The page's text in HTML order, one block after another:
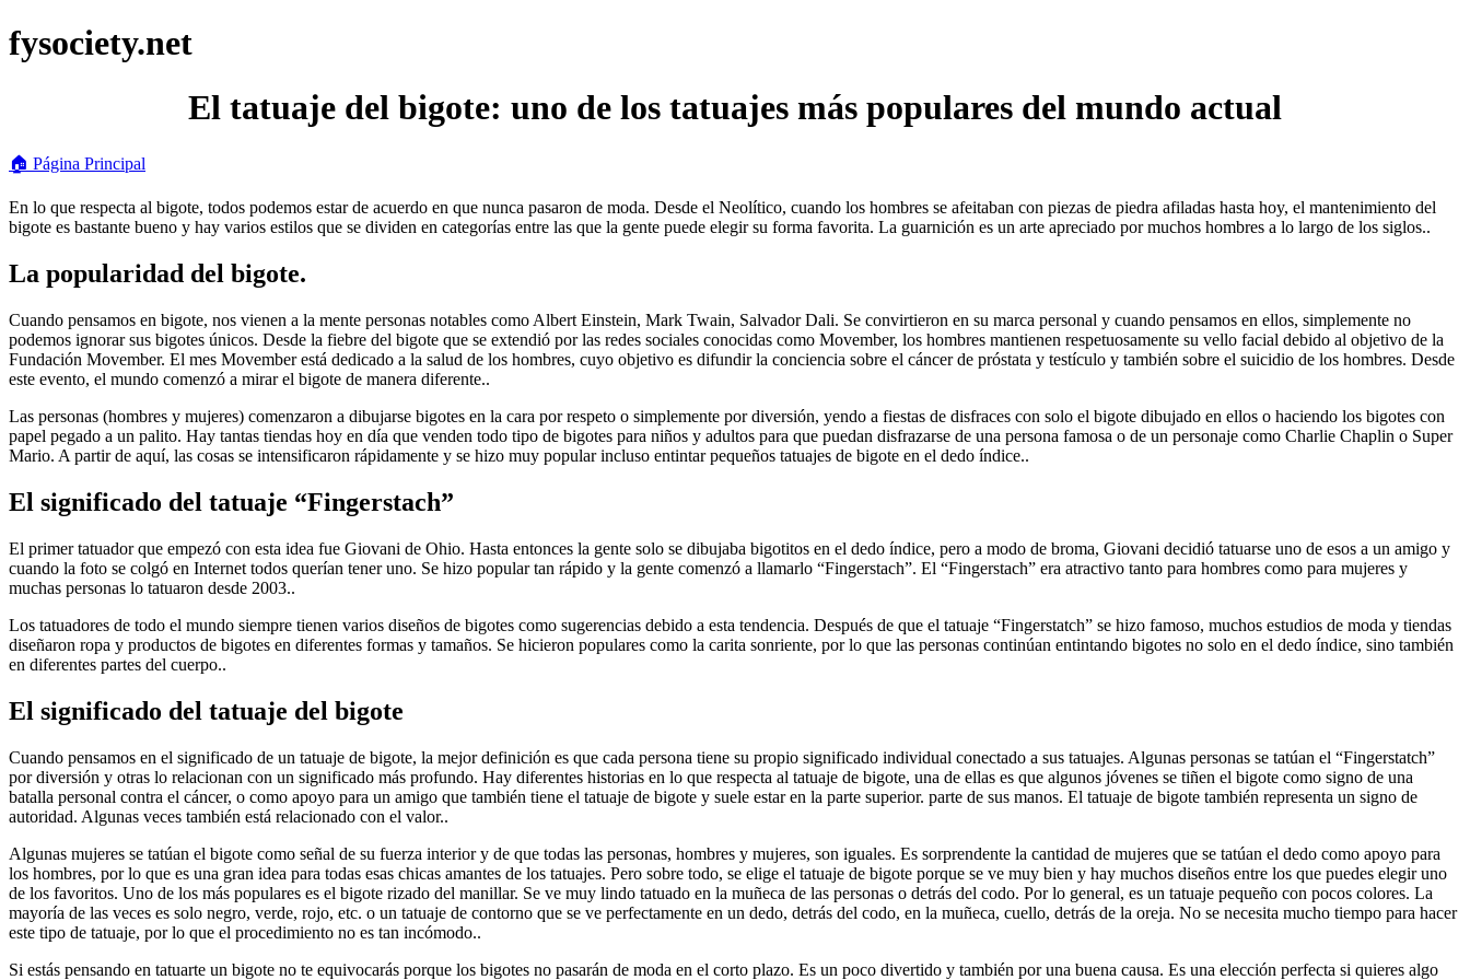
fysociety.net
El tatuaje del bigote: uno de los tatuajes más populares del mundo actual
🏠 Página Principal
En lo que respecta al bigote, todos podemos estar de acuerdo en que nunca pasaron de moda. Desde el Neolítico, cuando los hombres se afeitaban con piezas de piedra afiladas hasta hoy, el mantenimiento del
bigote es bastante bueno y hay varios estilos que se dividen en categorías entre las que la gente puede elegir su forma favorita. La guarnición es un arte apreciado por muchos hombres a lo largo de los siglos..
La popularidad del bigote.
Cuando pensamos en bigote, nos vienen a la mente personas notables como Albert Einstein, Mark Twain, Salvador Dali. Se convirtieron en su marca personal y cuando pensamos en ellos, simplemente no
podemos ignorar sus bigotes únicos. Desde la fiebre del bigote que se extendió por las redes sociales conocidas como Movember, los hombres mantienen respetuosamente su vello facial debido al objetivo de la
Fundación Movember. El mes Movember está dedicado a la salud de los hombres, cuyo objetivo es difundir la conciencia sobre el cáncer de próstata y testículo y también sobre el suicidio de los hombres. Desde
este evento, el mundo comenzó a mirar el bigote de manera diferente..
Las personas (hombres y mujeres) comenzaron a dibujarse bigotes en la cara por respeto o simplemente por diversión, yendo a fiestas de disfraces con solo el bigote dibujado en ellos o haciendo los bigotes con
papel pegado a un palito. Hay tantas tiendas hoy en día que venden todo tipo de bigotes para niños y adultos para que puedan disfrazarse de una persona famosa o de un personaje como Charlie Chaplin o Super
Mario. A partir de aquí, las cosas se intensificaron rápidamente y se hizo muy popular incluso entintar pequeños tatuajes de bigote en el dedo índice..
El significado del tatuaje “Fingerstach”
El primer tatuador que empezó con esta idea fue Giovani de Ohio. Hasta entonces la gente solo se dibujaba bigotitos en el dedo índice, pero a modo de broma, Giovani decidió tatuarse uno de esos a un amigo y
cuando la foto se colgó en Internet todos querían tener uno. Se hizo popular tan rápido y la gente comenzó a llamarlo “Fingerstach”. El “Fingerstach” era atractivo tanto para hombres como para mujeres y
muchas personas lo tatuaron desde 2003..
Los tatuadores de todo el mundo siempre tienen varios diseños de bigotes como sugerencias debido a esta tendencia. Después de que el tatuaje “Fingerstatch” se hizo famoso, muchos estudios de moda y tiendas
diseñaron ropa y productos de bigotes en diferentes formas y tamaños. Se hicieron populares como la carita sonriente, por lo que las personas continúan entintando bigotes no solo en el dedo índice, sino también
en diferentes partes del cuerpo..
El significado del tatuaje del bigote
Cuando pensamos en el significado de un tatuaje de bigote, la mejor definición es que cada persona tiene su propio significado individual conectado a sus tatuajes. Algunas personas se tatúan el “Fingerstatch”
por diversión y otras lo relacionan con un significado más profundo. Hay diferentes historias en lo que respecta al tatuaje de bigote, una de ellas es que algunos jóvenes se tiñen el bigote como signo de una
batalla personal contra el cáncer, o como apoyo para un amigo que también tiene el tatuaje de bigote y suele estar en la parte superior. parte de sus manos. El tatuaje de bigote también representa un signo de
autoridad. Algunas veces también está relacionado con el valor..
Algunas mujeres se tatúan el bigote como señal de su fuerza interior y de que todas las personas, hombres y mujeres, son iguales. Es sorprendente la cantidad de mujeres que se tatúan el dedo como apoyo para
los hombres, por lo que es una gran idea para todas esas chicas amantes de los tatuajes. Pero sobre todo, se elige el tatuaje de bigote porque se ve muy bien y hay muchos diseños entre los que puedes elegir uno
de los favoritos. Uno de los más populares es el bigote rizado del manillar. Se ve muy lindo tatuado en la muñeca de las personas o detrás del codo. Por lo general, es un tatuaje pequeño con pocos colores. La
mayoría de las veces es solo negro, verde, rojo, etc. o un tatuaje de contorno que se ve perfectamente en un dedo, detrás del codo, en la muñeca, cuello, detrás de la oreja. No se necesita mucho tiempo para hacer
este tipo de tatuaje, por lo que el procedimiento no es tan incómodo..
Si estás pensando en tatuarte un bigote no te equivocarás porque los bigotes no pasarán de moda en el corto plazo. Es un poco divertido y también por una buena causa. Es una elección perfecta si quieres algo